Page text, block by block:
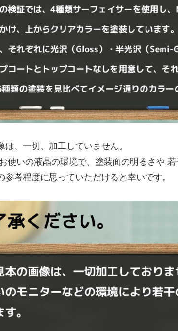
は、一切、加工していません。
使いの液晶の環境で、塗装面の明るさや
参考程度に思っていただけると幸いです。